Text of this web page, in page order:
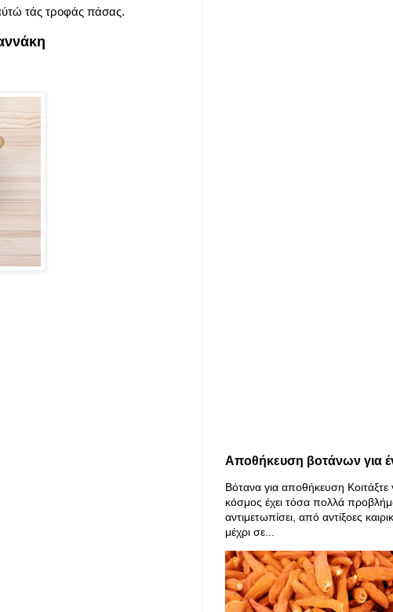
τάς τροφάς πάσας.
Αποθήκευση βοτάνων για
Βότανα για αποθήκευση
κόσμος έχει τόσα πολλά
αντιμετωπίσει, από αντίξοες
μέχρι σε...